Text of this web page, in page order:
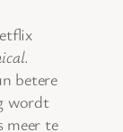
.
betere
wordt
meer te